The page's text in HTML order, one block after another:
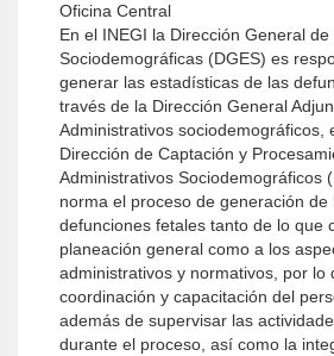
Oficina Central
En el INEGI la Dirección General
Sociodemográficas (DGES) es
generar las estadísticas de las
través de la Dirección General
Administrativos sociodemográficos,
Dirección de Captación y
Administrativos Sociodemográficos
norma el proceso de generación
defunciones fetales tanto de lo que
planeación general como a los
administrativos y normativos, por lo
coordinación y capacitación del
además de supervisar las
durante el proceso, así como la